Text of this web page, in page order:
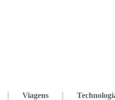
Viagens